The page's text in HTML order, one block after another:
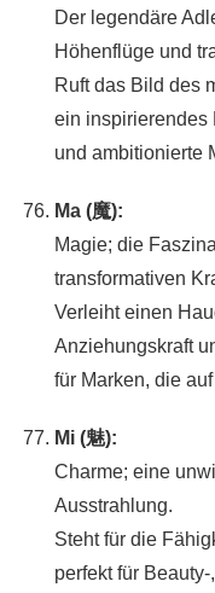
Der legendäre
Höhenflüge und
Ruft das Bild des
ein inspirierendes
und ambitionierte
Ma (魔):
Magie; die
transformativen
Verleiht einen
Anziehungskraft
für Marken, die
Mi (魅):
Charme; eine
Ausstrahlung.
Steht für die
perfekt für